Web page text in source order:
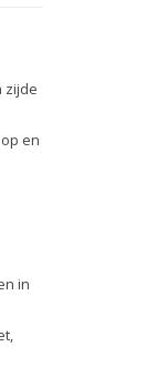
zijde
en
in